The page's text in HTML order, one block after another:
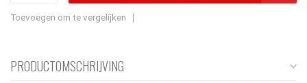
Toevoegen om te vergelijken
PRODUCTOMSCHRIJVING